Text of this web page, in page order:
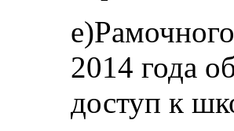
2014 года
доступ к